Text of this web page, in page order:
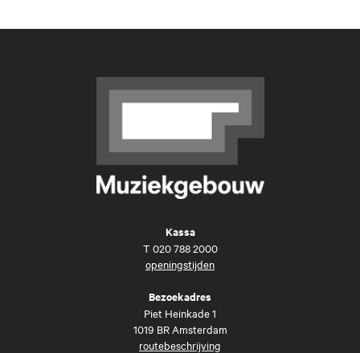
Kassa
T 020 788 2000
openingstijden
Bezoekadres
Piet Heinkade 1
1019 BR Amsterdam
routebeschrijving